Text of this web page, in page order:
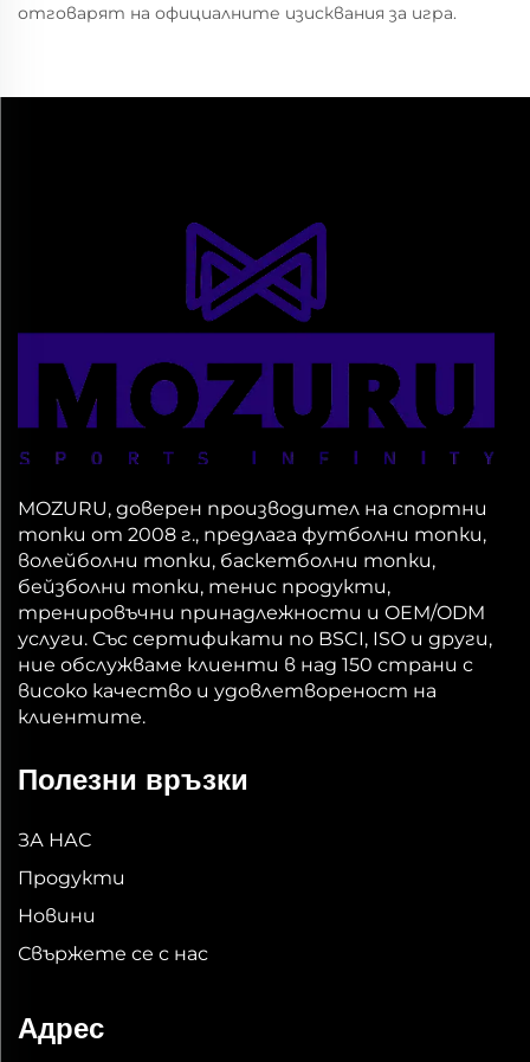
отговарят на официалните изисквания за игра.
MOZURU, доверен производител на спортни
топки от 2008 г., предлага футболни топки,
волейболни топки, баскетболни топки,
бейзболни топки, тенис продукти,
тренировъчни принадлежности и OEM/ODM
услуги. Със сертификати по BSCI, ISO и други,
ние обслужваме клиенти в над 150 страни с
високо качество и удовлетвореност на
клиентите.
Полезни връзки
ЗА НАС
Продукти
Новини
Свържете се с нас
Адрес